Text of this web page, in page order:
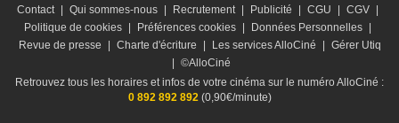
Contact Qui sommes-nous Recrutement Publicité CGU CGV
Politique de cookies
Préférences cookies Données Personnelles
Revue de presse
Charte d'écriture Les services AlloCiné
Gérer Utiq
©AlloCiné
Retrouvez tous les horaires et infos de votre cinéma sur le numéro AlloCiné :
0 892 892 892(0,90€/minute)